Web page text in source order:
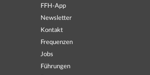
FFH-App
Newsletter
Kontakt
Frequenzen
Jobs
Führungen